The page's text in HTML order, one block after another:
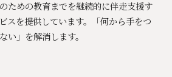
ための教育までを継続的に伴走支援す
スを提供しています。「何から手をつ
い」を解消します。